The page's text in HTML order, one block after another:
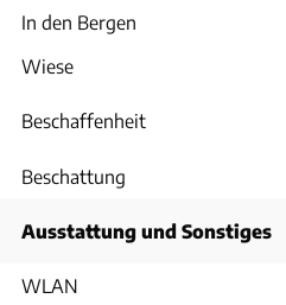
In den Bergen
Wiese
Beschaffenheit
Beschattung
Ausstattung und Sonstiges
WLAN